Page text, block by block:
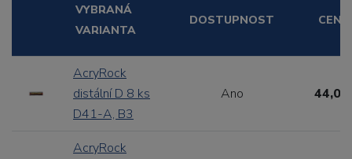
VYBRANÁ
VARIANTA
DOSTUPNOST CENA
AcryRock
distální D 8 ks
D41-A, B3
Ano 44,00
AcryRock